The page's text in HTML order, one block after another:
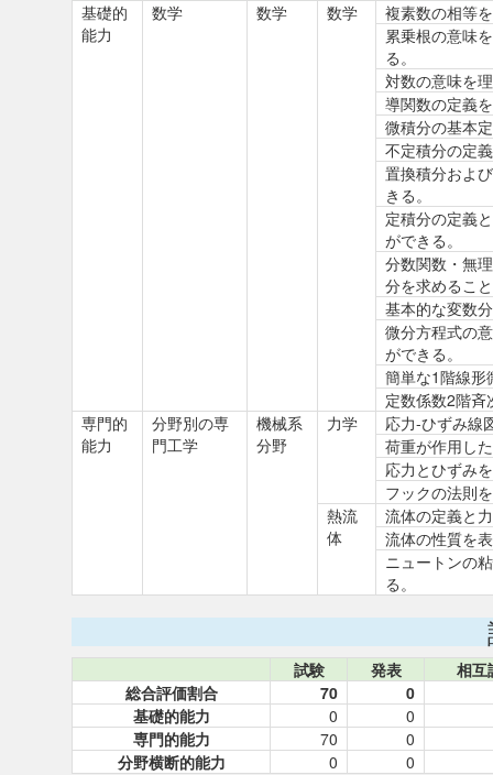
基礎的
能力
数学 数学 数学
複素数の相等
累乗根の意味
る。
対数の意味を
導関数の定義
微積分の基本
不定積分の定
置換積分およ
きる。
定積分の定義
ができる。
分数関数・無
分を求めるこ
基本的な変数
微分方程式の
ができる。
簡単な1階線形
定数係数2階斉
専門的
能力
分野別の専
門工学
機械系
分野
力学
応力-ひずみ線
荷重が作用し
応力とひずみ
フックの法則
熱流
体
流体の定義と
流体の性質を
ニュートンの
る。
試験 発表
相互
総合評価割合
70
0
基礎的能力
0
0
専門的能力
70
0
分野横断的能力
0 0